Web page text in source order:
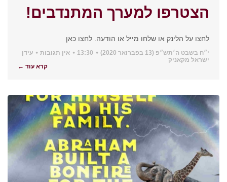
הצטרפו למערך המתנדבים!
לחצו על הלינק או שלחו מייל או הודעה. לחצו כאן
י״ח בשבט ה׳תש״פ (13 בפברואר 2020) 13:30 אין תגובות
עידן
ישראל מקאניק
קרא עוד ←